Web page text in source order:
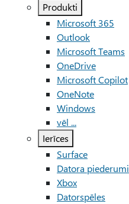
Produkti
Microsoft 365
Outlook
Microsoft Teams
OneDrive
Microsoft Copilot
OneNote
Windows
vēl ...
Ierīces
Surface
Datora piederumi
Xbox
Datorspēles